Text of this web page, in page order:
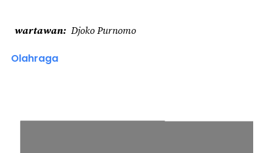
wartawan Djoko Purnomo
Olahraga